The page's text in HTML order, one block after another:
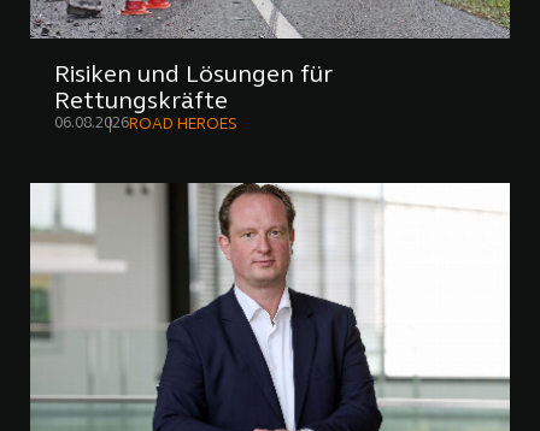
Risiken und Lösungen für
Rettungskräfte
06.08.2026ROAD HEROES